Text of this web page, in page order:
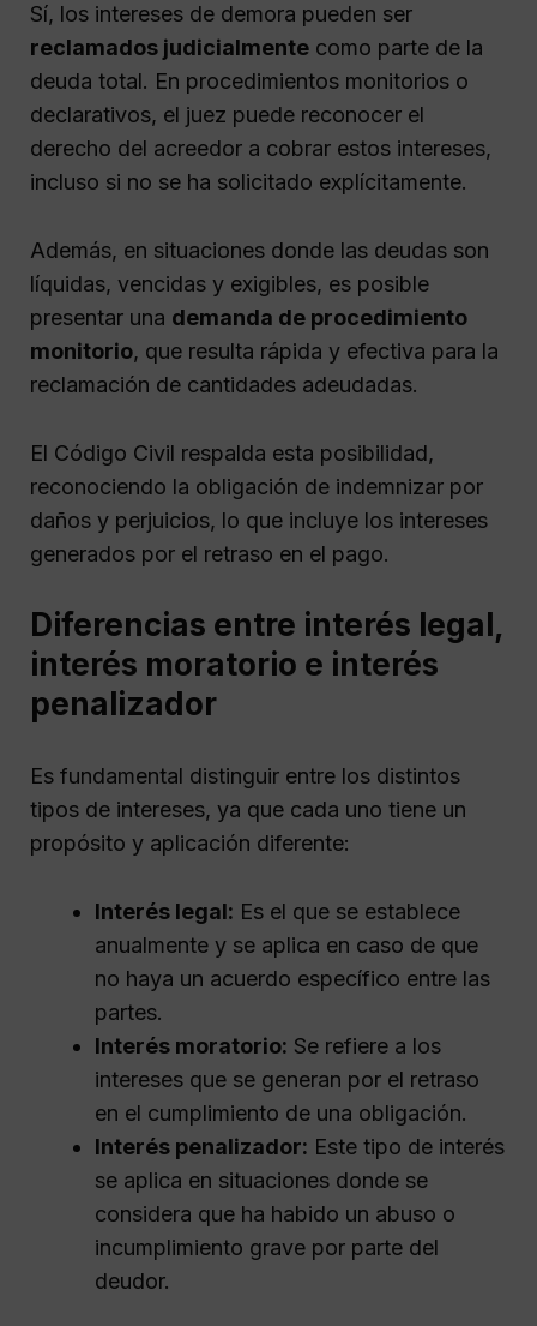
Sí, los intereses de demora pueden ser
reclamados judicialmente como parte de la
deuda total. En procedimientos monitorios o
declarativos, el juez puede reconocer el
derecho del acreedor a cobrar estos intereses,
incluso si no se ha solicitado explícitamente.
Además, en situaciones donde las deudas son
líquidas, vencidas y exigibles, es posible
presentar una demanda de procedimiento
monitorio, que resulta rápida y efectiva para la
reclamación de cantidades adeudadas.
El Código Civil respalda esta posibilidad,
reconociendo la obligación de indemnizar por
daños y perjuicios, lo que incluye los intereses
generados por el retraso en el pago.
Diferencias entre interés legal,
interés moratorio e interés
penalizador
Es fundamental distinguir entre los distintos
tipos de intereses, ya que cada uno tiene un
propósito y aplicación diferente:
Interés legal: Es el que se establece
anualmente y se aplica en caso de que
no haya un acuerdo específico entre las
partes.
Interés moratorio: Se refiere a los
intereses que se generan por el retraso
en el cumplimiento de una obligación.
Interés penalizador: Este tipo de interés
se aplica en situaciones donde se
considera que ha habido un abuso o
incumplimiento grave por parte del
deudor.